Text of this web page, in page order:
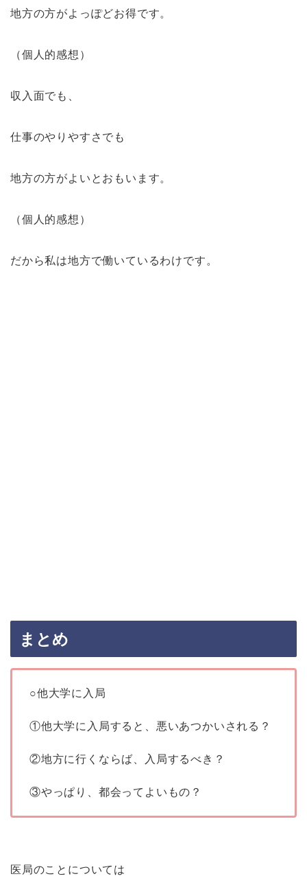
地方の方がよっぽどお得です。
（個人的感想）
収入面でも、
仕事のやりやすさでも
地方の方がよいとおもいます。
（個人的感想）
だから私は地方で働いているわけです。
まとめ
○他大学に入局
①他大学に入局すると、悪いあつかいされる？
②地方に行くならば、入局するべき？
③やっぱり、都会ってよいもの？
医局のことについては